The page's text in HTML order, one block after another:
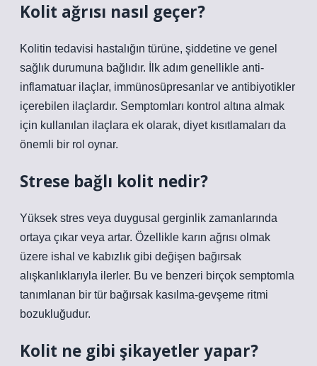
Kolit ağrısı nasıl geçer?
Kolitin tedavisi hastalığın türüne, şiddetine ve genel
sağlık durumuna bağlıdır. İlk adım genellikle anti-
inflamatuar ilaçlar, immünosüpresanlar ve antibiyotikler
içerebilen ilaçlardır. Semptomları kontrol altına almak
için kullanılan ilaçlara ek olarak, diyet kısıtlamaları da
önemli bir rol oynar.
Strese bağlı kolit nedir?
Yüksek stres veya duygusal gerginlik zamanlarında
ortaya çıkar veya artar. Özellikle karın ağrısı olmak
üzere ishal ve kabızlık gibi değişen bağırsak
alışkanlıklarıyla ilerler. Bu ve benzeri birçok semptomla
tanımlanan bir tür bağırsak kasılma-gevşeme ritmi
bozukluğudur.
Kolit ne gibi şikayetler yapar?